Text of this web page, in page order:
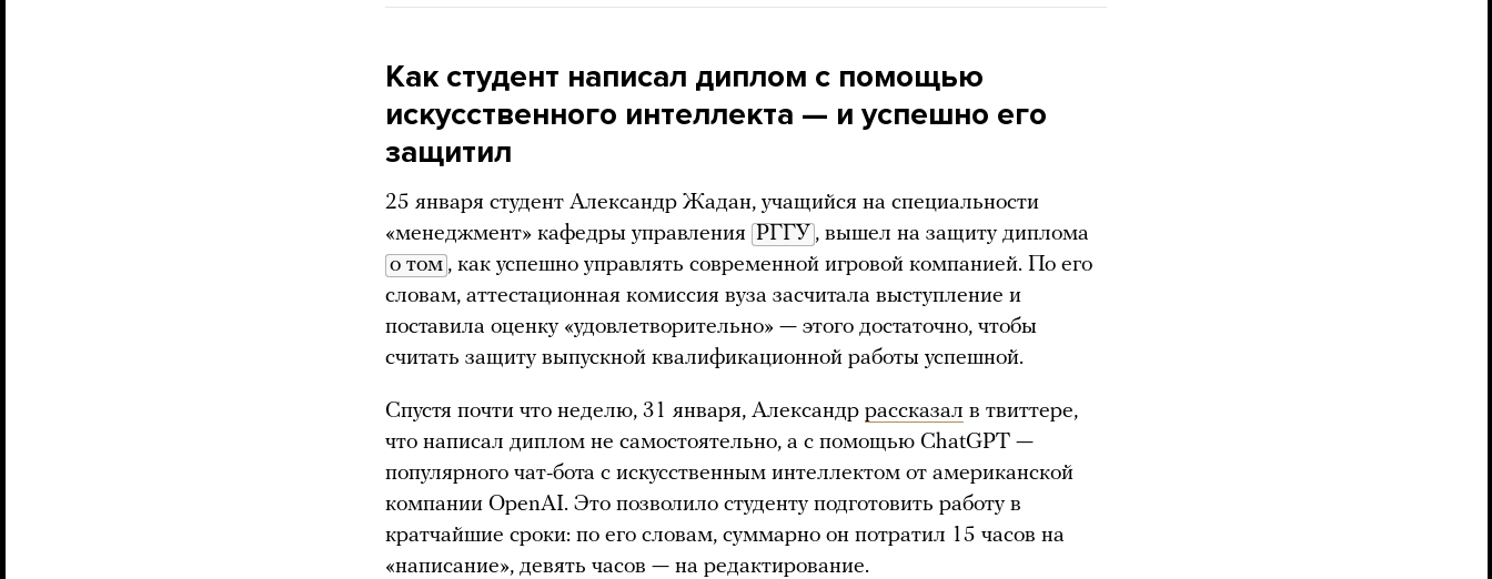
Как студент написал диплом с помощью
искусственного интеллекта — и успешно его
защитил
25 января студент Александр Жадан, учащийся на специальности
«менеджмент» кафедры управления РГГУ , вышел на защиту диплома
о том , как успешно управлять современной игровой компанией. По его
словам, аттестационная комиссия вуза засчитала выступление и
поставила оценку «удовлетворительно» — этого достаточно, чтобы
считать защиту выпускной квалификационной работы успешной.
Спустя почти что неделю, 31 января, Александр рассказал в твиттере,
что написал диплом не самостоятельно, а с помощью ChatGPT —
популярного чат-бота с искусственным интеллектом от американской
компании OpenAI. Это позволило студенту подготовить работу в
кратчайшие сроки: по его словам, суммарно он потратил 15 часов на
«написание», девять часов — на редактирование.